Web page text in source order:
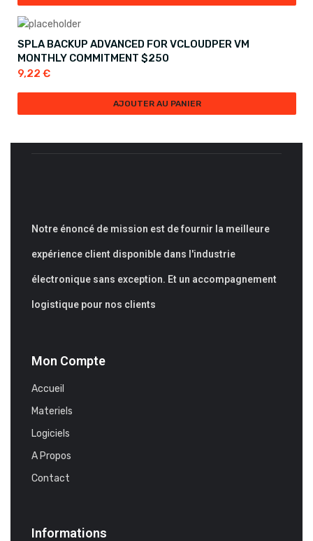
SPLA BACKUP ADVANCED FOR VCLOUDPER VM
MONTHLY COMMITMENT $250
9,22 €
AJOUTER AU PANIER
Notre énoncé de mission est de fournir la meilleure
expérience client disponible dans l'industrie
électronique sans exception. Et un accompagnement
logistique pour nos clients
Mon Compte
Accueil
Materiels
Logiciels
A Propos
Contact
Informations